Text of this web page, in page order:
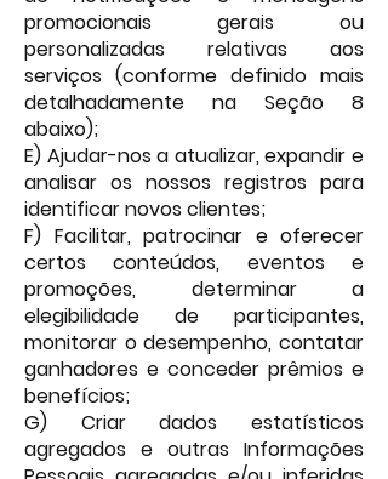
promocionais gerais ou
personalizadas relativas aos
serviços (conforme definido mais
detalhadamente na Seção 8
abaixo);
E) Ajudar-nos a atualizar, expandir e
analisar os nossos registros para
identificar novos clientes;
F) Facilitar, patrocinar e oferecer
certos conteúdos, eventos e
promoções, determinar a
elegibilidade de participantes,
monitorar o desempenho, contatar
ganhadores e conceder prêmios e
benefícios;
G) Criar dados estatísticos
agregados e outras Informações
Powered by
InnoTech Apps